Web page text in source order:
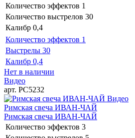
Количество эффектов 1
Количество выстрелов 30
Калибр 0,4
Количество эффектов 1
Выстрелы 30
Калибр 0,4
Нет в наличии
Видео
арт. РС5232
Видео
Римская свеча ИВАН-ЧАЙ
Римская свеча ИВАН-ЧАЙ
Количество эффектов 3